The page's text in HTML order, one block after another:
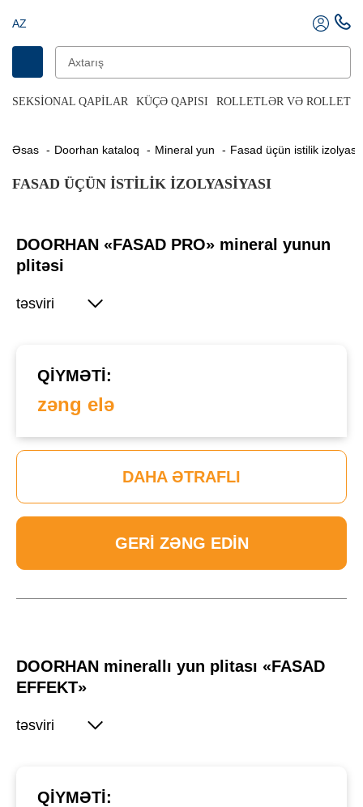
AZ
SEKSIONAL QAPILAR KÜÇƏ QAPISI ROLLETLƏR VƏ ROLLET
Əsas Doorhan kataloq Mineral yun Fasad üçün istilik
FASAD ÜÇÜN ISTILIK IZOLYASIYASI
DOORHAN «FASAD PRO» mineral yunun
plitəsi
təsviri
QIYMƏTI:
zəng elə
DAHA ƏTRAFLI
GERI ZƏNG EDIN
DOORHAN minerallı yun plitası «FASAD
EFFEKT»
təsviri
QIYMƏTI: